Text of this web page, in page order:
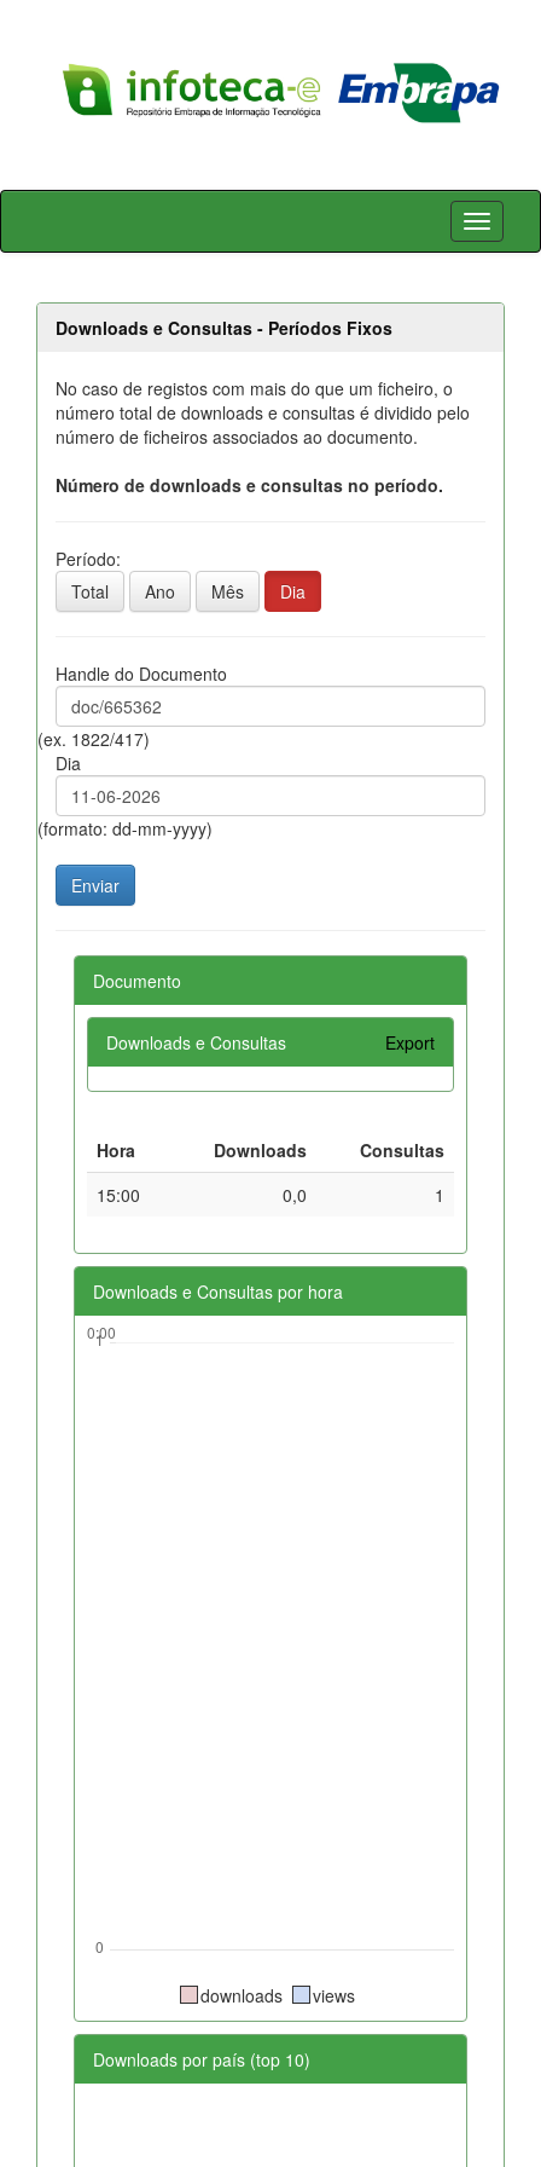
Skip
Downloads e Consultas - Períodos Fixos
No caso de registos com mais do que um ficheiro, o
número total de downloads e consultas é dividido pelo
número de ficheiros associados ao documento.
Número de downloads e consultas no período.
Período:
Total
Ano Mês Dia
Handle do Documento
(ex. 1822/417)
Dia
(formato: dd-mm-yyyy)
Documento
Downloads e Consultas Export
Hora Downloads
Consultas
15:00
0,0 1
Downloads e Consultas por hora
downloads views
Downloads por país (top 10)